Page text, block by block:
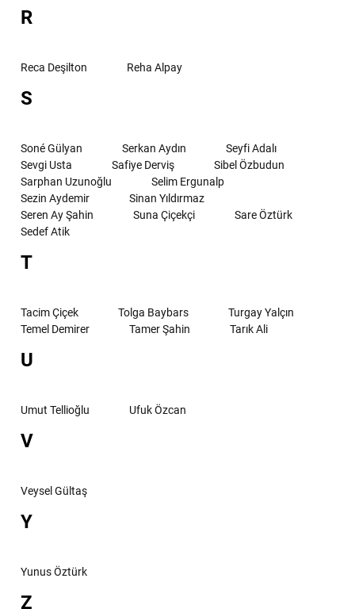
R
Reca Deşilton Reha Alpay
S
Soné Gülyan Serkan Aydın
Seyfi Adalı
Sevgi Usta
Safiye Derviş
Sibel Özbudun
Sarphan Uzunoğlu
Selim Ergunalp
Sezin Aydemir
Sinan Yıldırmaz
Seren Ay Şahin
Suna Çiçekçi
Sare Öztürk
Sedef Atik
T
Tacim Çiçek Tolga Baybars
Turgay Yalçın
Temel Demirer
Tamer Şahin Tarık Ali
U
Umut Tellioğlu Ufuk Özcan
V
Veysel Gültaş
Y
Yunus Öztürk
Z